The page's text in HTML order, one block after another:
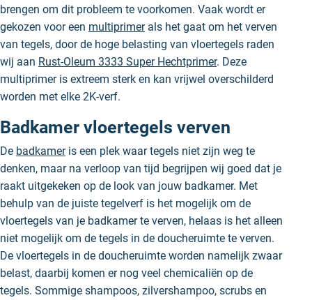
brengen om dit probleem te voorkomen. Vaak wordt er
gekozen voor een multiprimerals het gaat om het verven
van tegels, door de hoge belasting van vloertegels raden
wij aan Rust-Oleum 3333 Super Hechtprimer. Deze
multiprimer is extreem sterk en kan vrijwel overschilderd
worden met elke 2K-verf.
Badkamer vloertegels verven
De badkameris een plek waar tegels niet zijn weg te
denken, maar na verloop van tijd begrijpen wij goed dat je
raakt uitgekeken op de look van jouw badkamer. Met
behulp van de juiste tegelverf is het mogelijk om de
vloertegels van je badkamer te verven, helaas is het alleen
niet mogelijk om de tegels in de doucheruimte te verven.
De vloertegels in de doucheruimte worden namelijk zwaar
belast, daarbij komen er nog veel chemicaliën op de
tegels. Sommige shampoos, zilvershampoo, scrubs en